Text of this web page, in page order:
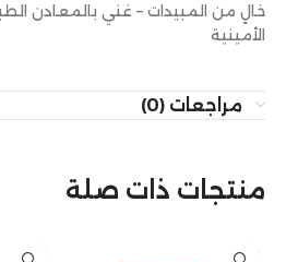
خالٍ من المبيدات – غني بالمعادن
الأمينية
مراجعات (0)
منتجات ذات صلة